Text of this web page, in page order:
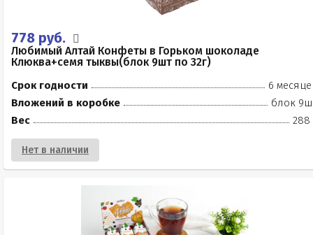
778 руб.
Любимый Алтай Конфеты в Горьком шоколаде
Клюква+семя тыквы(блок 9шт по 32г)
Срок годности
6
Вложений в коробке
блок
Вес
288
Нет в наличии